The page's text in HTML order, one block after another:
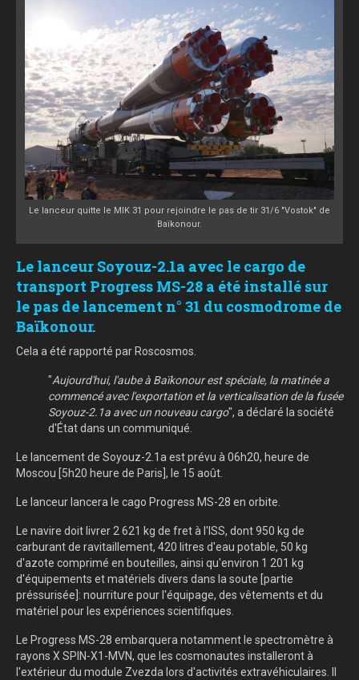
Le lanceur quitte le MIK 31 pour rejoindre le pas de tir 31/6 "Vostok" de
Baïkonour.
Le lanceur Soyouz-2.1a avec le cargo de
transport Progress MS-28 a été installé sur
le pas de lancement n° 31 du cosmodrome de
Baïkonour.
Cela a été rapporté par Roscosmos.
"Aujourd'hui, l'aube à Baïkonour est spéciale, la matinée a
commencé avec l'exportation et la verticalisation de la fusée
Soyouz-2.1a avec un nouveau cargo", a déclaré la société
d'État dans un communiqué.
Le lancement de Soyouz-2.1a est prévu à 06h20, heure de
Moscou [5h20 heure de Paris], le 15 août.
Le lanceur lancera le cago Progress MS-28 en orbite.
Le navire doit livrer 2 621 kg de fret à l'ISS, dont 950 kg de
carburant de ravitaillement, 420 litres d'eau potable, 50 kg
d'azote comprimé en bouteilles, ainsi qu'environ 1 201 kg
d'équipements et matériels divers dans la soute [partie
préssurisée]: nourriture pour l'équipage, des vêtements et du
matériel pour les expériences scientifiques.
Le Progress MS-28 embarquera notamment le spectromètre à
rayons X SPIN-X1-MVN, que les cosmonautes installeront à
l'extérieur du module Zvezda lors d'activités extravéhiculaires. Il